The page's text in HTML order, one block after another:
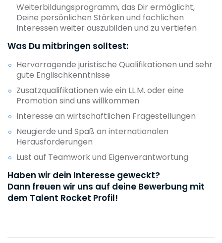
Weiterbildungsprogramm, das Dir ermöglicht,
Deine persönlichen Stärken und fachlichen
Interessen weiter auszubilden und zu vertiefen
Was Du mitbringen solltest:
Hervorragende juristische Qualifikationen und sehr
gute Englischkenntnisse
Zusatzqualifikationen wie ein LL.M. oder eine
Promotion sind uns willkommen
Interesse an wirtschaftlichen Fragestellungen
Neugierde und Spaß an internationalen
Herausforderungen
Lust auf Teamwork und Eigenverantwortung
Haben wir dein Interesse geweckt?
Dann freuen wir uns auf deine Bewerbung mit
dem Talent Rocket Profil!